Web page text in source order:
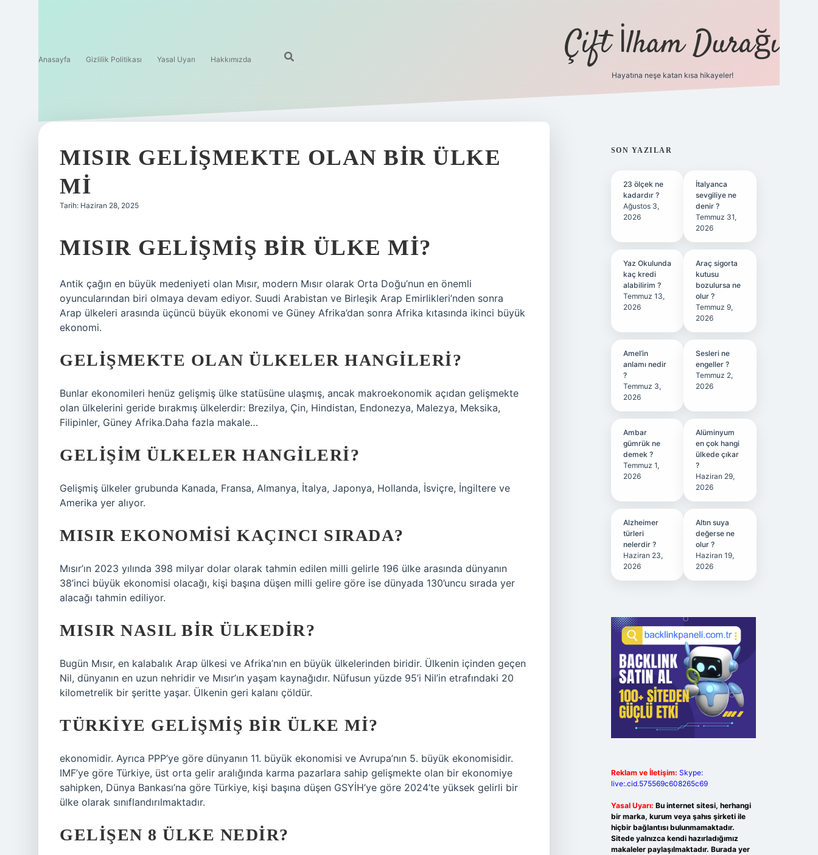
Anasayfa Gizlilik Politikası Yasal Uyarı Hakkımızda Çift İlham Durağı
Hayatına neşe katan kısa hikayeler!
MISIR GELIŞMEKTE OLAN BIR ÜLKE
MI
Tarih: Haziran 28, 2025
MISIR GELIŞMIŞ BIR ÜLKE MI?
Antik çağın en büyük medeniyeti olan Mısır, modern Mısır olarak Orta Doğu’nun en önemli
oyuncularından biri olmaya devam ediyor. Suudi Arabistan ve Birleşik Arap Emirlikleri’nden sonra
Arap ülkeleri arasında üçüncü büyük ekonomi ve Güney Afrika’dan sonra Afrika kıtasında ikinci büyük
ekonomi.
GELIŞMEKTE OLAN ÜLKELER HANGILERI?
Bunlar ekonomileri henüz gelişmiş ülke statüsüne ulaşmış, ancak makroekonomik açıdan gelişmekte
olan ülkelerini geride bırakmış ülkelerdir: Brezilya, Çin, Hindistan, Endonezya, Malezya, Meksika,
Filipinler, Güney Afrika.Daha fazla makale…
GELIŞIM ÜLKELER HANGILERI?
Gelişmiş ülkeler grubunda Kanada, Fransa, Almanya, İtalya, Japonya, Hollanda, İsviçre, İngiltere ve
Amerika yer alıyor.
MISIR EKONOMISI KAÇINCI SIRADA?
Mısır’ın 2023 yılında 398 milyar dolar olarak tahmin edilen milli gelirle 196 ülke arasında dünyanın
38’inci büyük ekonomisi olacağı, kişi başına düşen milli gelire göre ise dünyada 130’uncu sırada yer
alacağı tahmin ediliyor.
MISIR NASIL BIR ÜLKEDIR?
Bugün Mısır, en kalabalık Arap ülkesi ve Afrika’nın en büyük ülkelerinden biridir. Ülkenin içinden geçen
Nil, dünyanın en uzun nehridir ve Mısır’ın yaşam kaynağıdır. Nüfusun yüzde 95’i Nil’in etrafındaki 20
kilometrelik bir şeritte yaşar. Ülkenin geri kalanı çöldür.
TÜRKIYE GELIŞMIŞ BIR ÜLKE MI?
ekonomidir. Ayrıca PPP’ye göre dünyanın 11. büyük ekonomisi ve Avrupa’nın 5. büyük ekonomisidir.
IMF’ye göre Türkiye, üst orta gelir aralığında karma pazarlara sahip gelişmekte olan bir ekonomiye
sahipken, Dünya Bankası’na göre Türkiye, kişi başına düşen GSYİH’ye göre 2024’te yüksek gelirli bir
ülke olarak sınıflandırılmaktadır.
GELIŞEN 8 ÜLKE NEDIR?
SIDEBAR
SON YAZILAR
23 ölçek ne
kadardır ?
Ağustos 3,
2026
İtalyanca
sevgiliye ne
denir ?
Temmuz 31,
2026
Yaz Okulunda
kaç kredi
alabilirim ?
Temmuz 13,
2026
Araç sigorta
kutusu
bozulursa ne
olur ?
Temmuz 9,
2026
Amel’in
anlamı nedir
?
Temmuz 3,
2026
Sesleri ne
engeller ?
Temmuz 2,
2026
Ambar
gümrük ne
demek ?
Temmuz 1,
2026
Alüminyum
en çok hangi
ülkede çıkar
?
Haziran 29,
2026
Alzheimer
türleri
nelerdir ?
Haziran 23,
2026
Altın suya
değerse ne
olur ?
Haziran 19,
2026
Reklam ve İletişim: Skype:
live:.cid.575569c608265c69
Yasal Uyarı: Bu internet sitesi, herhangi
bir marka, kurum veya şahıs şirketi ile
hiçbir bağlantısı bulunmamaktadır.
Sitede yalnızca kendi hazırladığımız
makaleler paylaşılmaktadır. Burada yer